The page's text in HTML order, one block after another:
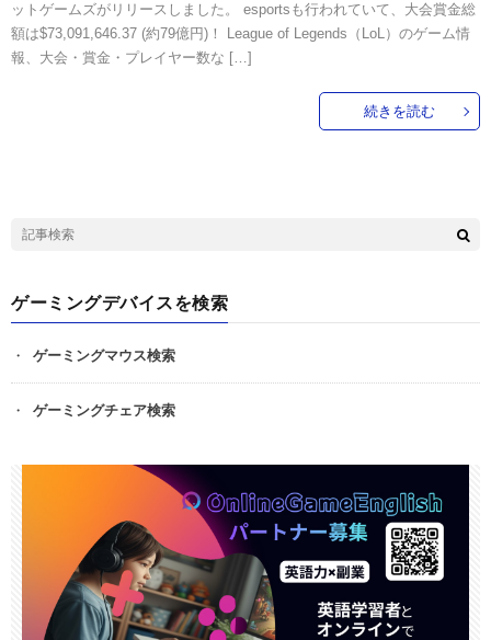
ットゲームズがリリースしました。 esportsも行われていて、大会賞金総
額は$73,091,646.37 (約79億円)！ League of Legends（LoL）のゲーム情
報、大会・賞金・プレイヤー数な […]
続きを読む
ゲーミングデバイスを検索
ゲーミングマウス検索
ゲーミングチェア検索